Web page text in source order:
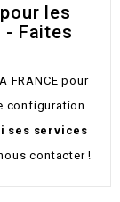
les
- Faites
FRANCE pour
configuration
ses services
contacter !